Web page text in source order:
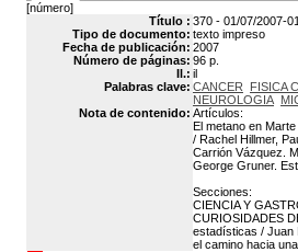
[número]
Título : 370 - 01/07/2007-
Tipo de documento: texto impreso
Fecha de publicación: 2007
Número de páginas: 96 p.
Il.: il
Palabras clave: CANCER
FISICA
NEUROLOGIA
Nota de contenido: Artículos:
El metano en
/ Rachel Hillmer,
Carrión Vázquez.
George Gruner.
Secciones:
CIENCIA Y
CURIOSIDADES
estadísticas / Juan
el camino hacia